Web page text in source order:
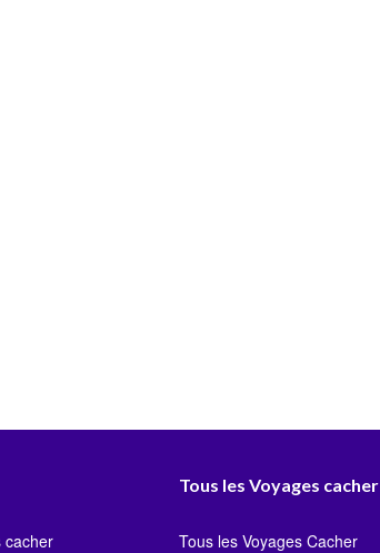
cacher
Tous les Voyages cacher
Tous les Voyages Cacher